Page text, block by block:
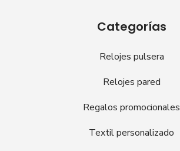
Categorías
Relojes pulsera
Relojes pared
Regalos promocionales
Textil personalizado